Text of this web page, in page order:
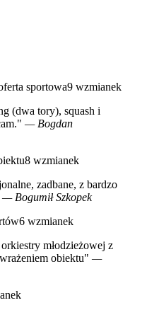
sportowa9 wzmianek
(dwa tory), squash i
— Bogdan
8 wzmianek
zadbane, z bardzo
— Bogumił Szkopek
6 wzmianek
młodzieżowej z
obiektu" —